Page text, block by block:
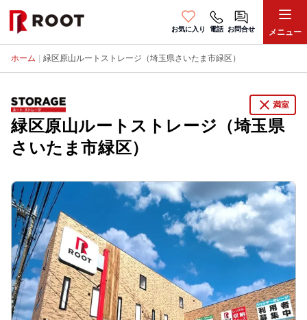
お気に入り 電話 お問合せ メニュー
ホーム 緑区原山ルートストレージ（埼玉県さいたま市緑区）
close 満室
緑区原山ルートストレージ（埼玉県
さいたま市緑区）